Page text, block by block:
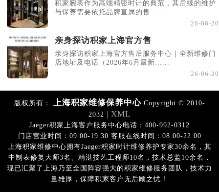
积家腕表作为高端精密时计的典范，其后续的维护
与保养需要依托品牌直属的售......
26-06-20
亲身探访积家上海官方售
亲身探访积家上海官方售后服务中心｜全新维修门
店地址及电话（2026年6月最新......
26-06-20
版权所有： 上海积家维修保养中心Copyright © 2010-
2032
| XML
Jaeger积家上海客户服务中心电话：400-992-0312
门店营业时间：09:00-19:30 客服在线时间：08:00-22:00
上海积家维修中心拥有Jaeger积家时计维修养护专家30余名，其
中制表修复大师3名、精湛技艺工程师10名，技术总监10余名，
现已汇聚了上海乃至全国阵容强大的积家维修服务团队，技术力
量雄厚，保障积家客户无后顾之忧！